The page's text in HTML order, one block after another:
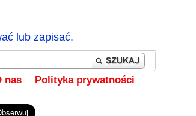
lub zapisać.
nas Polityka prywatności